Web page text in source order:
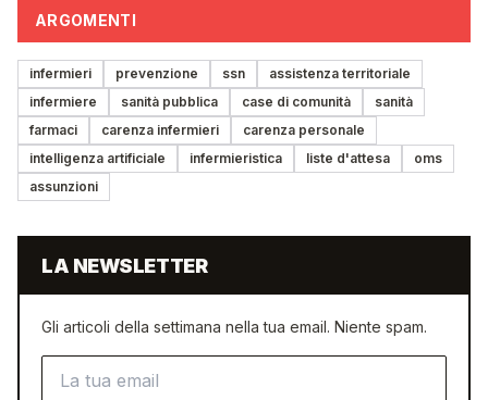
ARGOMENTI
infermieri prevenzione ssn
assistenza territoriale
infermiere
sanità pubblica case di comunità
sanità
farmaci
carenza infermieri
carenza personale
intelligenza artificiale
infermieristica liste d'attesa
oms
assunzioni
LA NEWSLETTER
Gli articoli della settimana nella tua email. Niente spam.